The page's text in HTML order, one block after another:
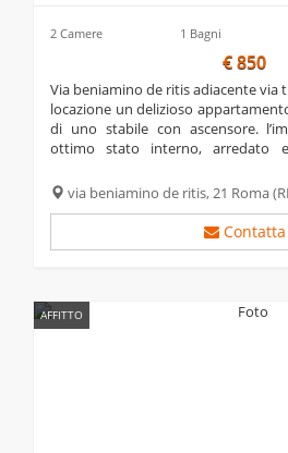
2 Camere 1 Bagni
€ 850
via beniamino de ritis adiacente via tiburtina proponiamo in
locazione un delizioso
di uno stabile con ascensore.
ottimo stato interno, arredato
balconi. troviamo...
via beniamino de ritis, 21 Roma
Contatta
AFFITTO